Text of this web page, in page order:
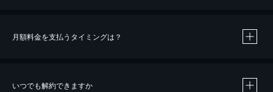
※40％ポイント還元の対象は、クレジットカード決済による作品の購入 / レンタルです。
iOSアプリのUコイン決済による作品の購入 / レンタルは、20％のポイント還元です。
月額料金を支払うタイミングは？
いつでも解約できますか